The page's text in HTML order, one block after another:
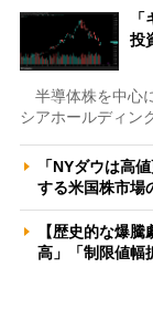
投
半導体株を中心
シアホールディン
「NYダウは高
する米国株市
【歴史的な爆
高」「制限値